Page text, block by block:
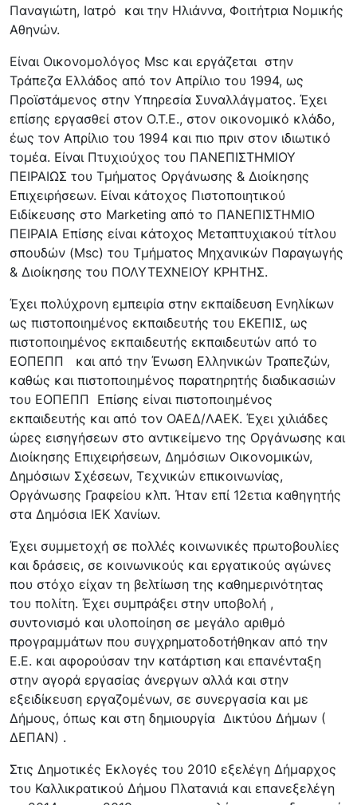
Παναγιώτη, Ιατρό και την Ηλιάννα, Φοιτήτρια Νομικής
Αθηνών.
Είναι Οικονομολόγος Msc και εργάζεται στην
Τράπεζα Ελλάδος από τον Απρίλιο του 1994, ως
Προϊστάμενος στην Υπηρεσία Συναλλάγματος. Έχει
επίσης εργασθεί στον Ο.Τ.Ε., στον οικονομικό κλάδο,
έως τον Απρίλιο του 1994 και πιο πριν στον ιδιωτικό
τομέα. Είναι Πτυχιούχος του ΠΑΝΕΠΙΣΤΗΜΙΟΥ
ΠΕΙΡΑΙΩΣ του Τμήματος Οργάνωσης & Διοίκησης
Επιχειρήσεων. Είναι κάτοχος Πιστοποιητικού
Ειδίκευσης στο Marketing από το ΠΑΝΕΠΙΣΤΗΜΙΟ
ΠΕΙΡΑΙΑ Επίσης είναι κάτοχος Μεταπτυχιακού τίτλου
σπουδών (Msc) του Τμήματος Μηχανικών Παραγωγής
& Διοίκησης του ΠΟΛΥΤΕΧΝΕΙΟΥ ΚΡΗΤΗΣ.
Έχει πολύχρονη εμπειρία στην εκπαίδευση Ενηλίκων
ως πιστοποιημένος εκπαιδευτής του ΕΚΕΠΙΣ, ως
πιστοποιημένος εκπαιδευτής εκπαιδευτών από το
ΕΟΠΕΠΠ και από την Ένωση Ελληνικών Τραπεζών,
καθώς και πιστοποιημένος παρατηρητής διαδικασιών
του ΕΟΠΕΠΠ Επίσης είναι πιστοποιημένος
εκπαιδευτής και από τον ΟΑΕΔ/ΛΑΕΚ. Έχει χιλιάδες
ώρες εισηγήσεων στο αντικείμενο της Οργάνωσης και
Διοίκησης Επιχειρήσεων, Δημόσιων Οικονομικών,
Δημόσιων Σχέσεων, Τεχνικών επικοινωνίας,
Οργάνωσης Γραφείου κλπ. Ήταν επί 12ετια καθηγητής
στα Δημόσια ΙΕΚ Χανίων.
Έχει συμμετοχή σε πολλές κοινωνικές πρωτοβουλίες
και δράσεις, σε κοινωνικούς και εργατικούς αγώνες
που στόχο είχαν τη βελτίωση της καθημερινότητας
του πολίτη. Έχει συμπράξει στην υποβολή ,
συντονισμό και υλοποίηση σε μεγάλο αριθμό
προγραμμάτων που συγχρηματοδοτήθηκαν από την
Ε.Ε. και αφορούσαν την κατάρτιση και επανένταξη
στην αγορά εργασίας άνεργων αλλά και στην
εξειδίκευση εργαζομένων, σε συνεργασία και με
Δήμους, όπως και στη δημιουργία Δικτύου Δήμων (
ΔΕΠΑΝ) .
Στις Δημοτικές Εκλογές του 2010 εξελέγη Δήμαρχος
του Καλλικρατικού Δήμου Πλατανιά και επανεξελέγη